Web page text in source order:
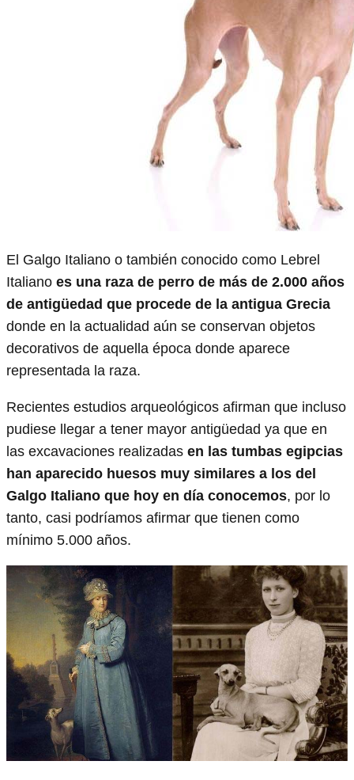
El Galgo Italiano o también conocido como Lebrel
Italiano es una raza de perro de más de 2.000 años
de antigüedad que procede de la antigua Grecia
donde en la actualidad aún se conservan objetos
decorativos de aquella época donde aparece
representada la raza.
Recientes estudios arqueológicos afirman que incluso
pudiese llegar a tener mayor antigüedad ya que en
las excavaciones realizadas en las tumbas egipcias
han aparecido huesos muy similares a los del
Galgo Italiano que hoy en día conocemos, por lo
tanto, casi podríamos afirmar que tienen como
mínimo 5.000 años.